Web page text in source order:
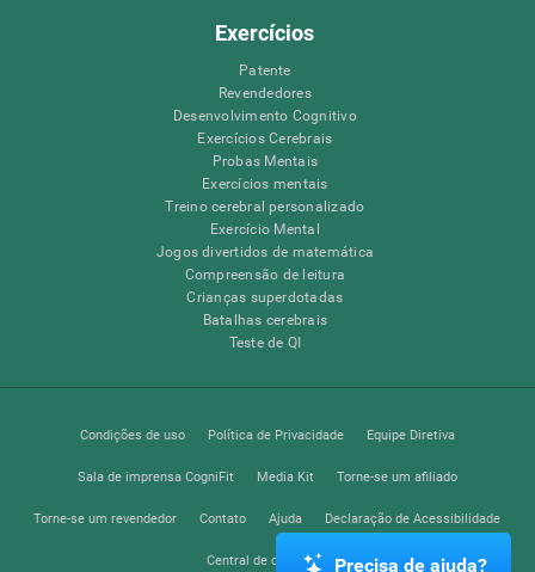
Exercícios
Patente
Revendedores
Desenvolvimento Cognitivo
Exercícios Cerebrais
Probas Mentais
Exercícios mentais
Treino cerebral personalizado
Exercício Mental
Jogos divertidos de matemática
Compreensão de leitura
Crianças superdotadas
Batalhas cerebrais
Teste de QI
Condições de uso Política de Privacidade Equipe Diretiva
Sala de imprensa CogniFit Media Kit Torne-se um afiliado
Torne-se um revendedor Contato Ajuda Declaração de Acessibilidade
Central de confiança Precisa de ajuda?